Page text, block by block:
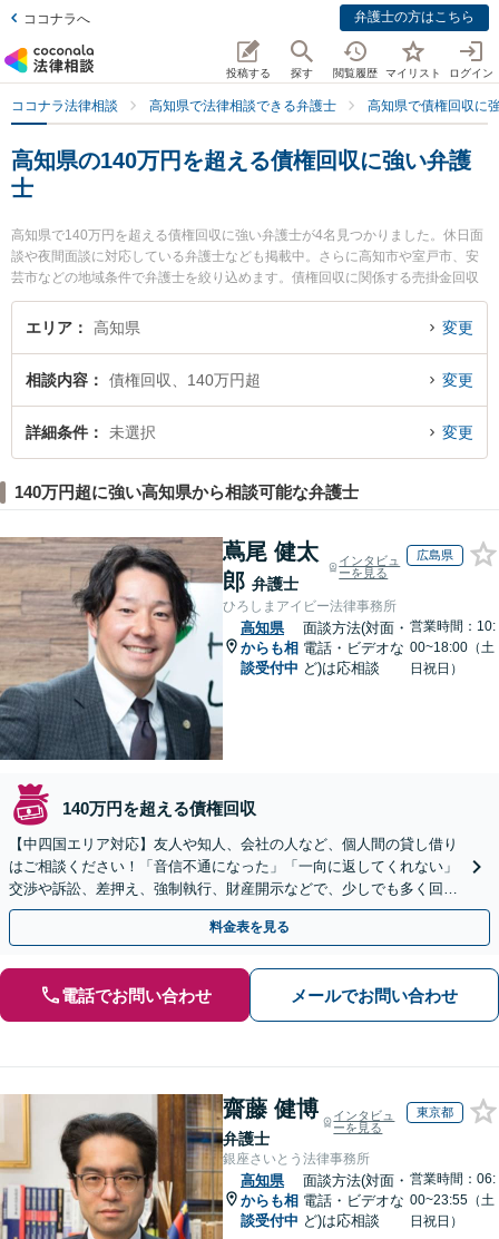
ココナラへ 弁護士の方はこちら
投稿する 探す 閲覧履歴 マイリスト ログイン
ココナラ法律相談 高知県で法律相談できる弁護士 高知県で債権回収に
高知県の140万円を超える債権回収に強い弁護
士
高知県で140万円を超える債権回収に強い弁護士が4名見つかりました。休日面
談や夜間面談に対応している弁護士なども掲載中。さらに高知市や室戸市、安
芸市などの地域条件で弁護士を絞り込めます。債権回収に関係する売掛金回収
や債権回収代行、債権の時効中断等の細かな分野での絞り込み検索もでき便利
です。特に藤宗本澤法律事務所の藤宗 正志弁護士ややいろ法律事務所の市川 耕
を超える債権回収のトラブルを今すぐに弁護士に相談したい』『140万円を超
える債権回収のトラブル解決の実績豊富な近くの弁護士を検索したい』『初回
相談無料で140万円を超える債権回収を法律相談できる高知県内の弁護士に相
エリア 高知県 変更
相談内容 債権回収、140万円超 変更
詳細条件 未選択 変更
140万円超に強い高知県から相談可能な弁護士
蔦尾 健太
郎 弁護士
インタビュ
ーを見る
広島県
ひろしまアイビー法律事務所
高知県
からも相
談受付中
面談方法(対面・
電話・ビデオな
ど)は応相談
営業時間：10:
00~18:00（土
日祝日）
140万円を超える債権回収
【中四国エリア対応】友人や知人、会社の人など、個人間の貸し借り
はご相談ください！「音信不通になった」「一向に返してくれない」
交渉や訴訟、差押え、強制執行、財産開示などで、少しでも多く回収
できるよう尽力【休日・夜間対応】【弁護士歴15年以上】
料金表を見る
電話でお問い合わせ メールでお問い合わせ
齋藤 健博
弁護士
インタビュ
ーを見る
東京都
銀座さいとう法律事務所
高知県
からも相
談受付中
面談方法(対面・
電話・ビデオな
ど)は応相談
営業時間：06:
00~23:55（土
日祝日）